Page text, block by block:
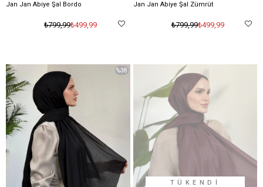
Jan Jan Abiye Şal Bordo
₺499,99
₺799,99
Jan Jan Abiye Şal Zümrüt
₺499,99
₺799,99
%38
TÜKENDI